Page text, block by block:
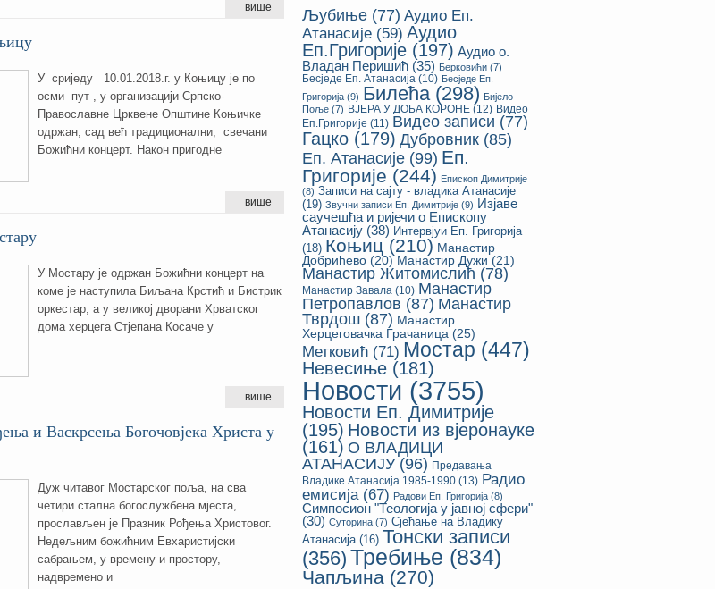
више
У сриједу 10.01.2018.г. у Коњицу је по
осми пут , у организацији Српско-
Православне Црквене Општине Коњичке
одржан, сад већ традиционални, свечани
Божићни концерт. Након пригодне
више
У Мостару је одржан Божићни концерт на
коме је наступила Биљана Крстић и Бистрик
оркестар, а у великој дворани Хрватског
дома херцега Стјепана Косаче у
више
и Васкрсења Богочовјека Христа у
Дуж читавог Мостарског поља, на сва
четири стална богослужбена мјеста,
прослављен је Празник Рођења Христовог.
Недељним божићним Евхаристијски
сабрањем, у времену и простору,
надвремено и
Љубиње (77) Аудио Еп.
Атанасије (59) Аудио
Еп.Григорије (197) Аудио о.
Владан Перишић (35) Берковићи (7)
Бесједе Еп. Атанасија (10) Бесједе Еп.
Григорија (9) Билећа(298) Бијело
Поље (7) ВЈЕРА У ДОБА КОРОНЕ (12) Видео
Еп.Григорије (11) Видео записи (77)
Гацко (179) Дубровник (85)
Еп. Атанасије (99) Еп.
Григорије (244) Епископ Димитрије
(8) Записи на сајту - владика Атанасије
(19) Звучни записи Еп. Димитрије (9) Изјаве
саучешћа и ријечи о Епископу
Атанасију (38) Интервјуи Еп. Григорија
(18) Коњиц (210) Манастир
Добрићево (20) Манастир Дужи (21)
Манастир Житомислић (78)
Манастир Завала (10) Манастир
Петропавлов (87) Манастир
Тврдош (87) Манастир
Херцеговачка Грачаница (25)
Метковић (71) Мостар (447)
Невесиње (181)
Новости (3755)
Новости Еп. Димитрије
(195) Новости из вјеронауке
(161) О ВЛАДИЦИ
АТАНАСИЈУ(96) Предавања
Владике Атанасија 1985-1990 (13) Радио
емисија(67) Радови Еп. Григорија (8)
Симпосион "Теологија у јавној сфери"
(30) Суторина (7) Сјећање на Владику
Атанасија(16) Тонски записи
(356) Требиње (834)
Чапљина (270)